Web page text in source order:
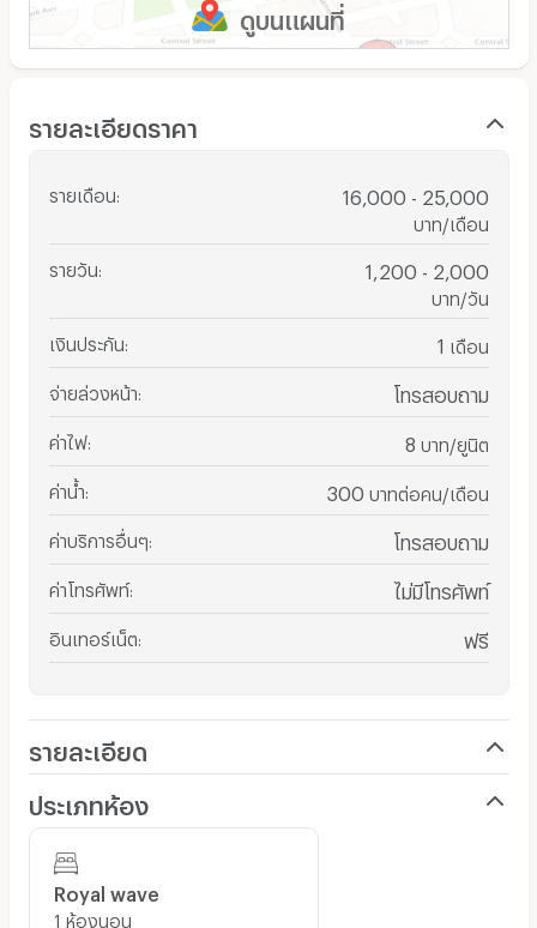
ดูบนแผนที่
รายละเอียดราคา
รายเดือน 16,000 - 25,000
บาท/เดือน
รายวัน 1,200 - 2,000
บาท/วัน
เงินประกัน 1 เดือน
จ่ายล่วงหน้า โทรสอบถาม
ค่าไฟ: 8 บาท/ยูนิต
ค่าน้ำ 300 บาทต่อคน/เดือน
ค่าบริการอื่นๆ โทรสอบถาม
ค่าโทรศัพท์: ไม่มีโทรศัพท์
อินเทอร์เน็ต ฟรี
รายละเอียด
ประเภทห้อง
Royal wave
1 ห้องนอน